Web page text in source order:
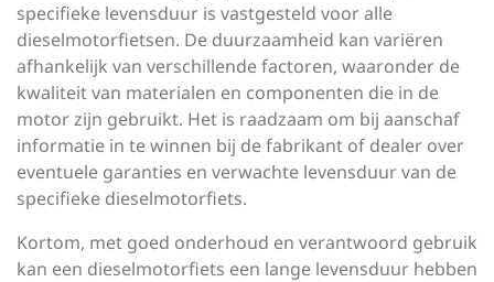
specifieke levensduur is vastgesteld voor alle
dieselmotorfietsen. De duurzaamheid kan variëren
afhankelijk van verschillende factoren, waaronder de
kwaliteit van materialen en componenten die in de
motor zijn gebruikt. Het is raadzaam om bij aanschaf
informatie in te winnen bij de fabrikant of dealer over
eventuele garanties en verwachte levensduur van de
specifieke dieselmotorfiets.
Kortom, met goed onderhoud en verantwoord gebruik
kan een dieselmotorfiets een lange levensduur hebben